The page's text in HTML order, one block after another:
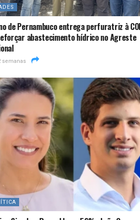
de Pernambuco entrega perfuratriz à
abastecimento hídrico no Agreste
semanas